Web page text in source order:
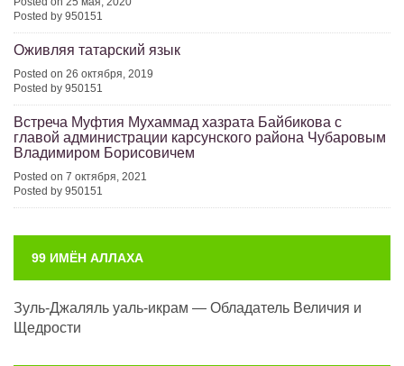
Posted by 950151
Оживляя татарский язык
Posted on 26 октября, 2019
Posted by 950151
Встреча Муфтия Мухаммад хазрата Байбикова с
главой администрации карсунского района Чубаровым
Владимиром Борисовичем
Posted on 7 октября, 2021
Posted by 950151
99 ИМЁН АЛЛАХА
Зуль-Джаляль уаль-икрам — Обладатель Величия и
Щедрости